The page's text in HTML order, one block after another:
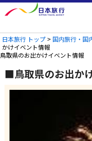
日本旅行 トップ >国内旅行・国
かけイベント情報
鳥取県のお出かけイベント情報
■鳥取県のお出か